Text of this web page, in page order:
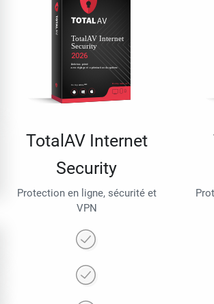
TotalAV Internet
Security
Protection en ligne, sécurité et
VPN